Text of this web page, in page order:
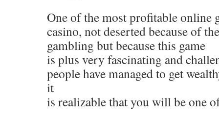
One of the most profitable online
casino, not deserted because of
gambling but because this game
is plus very fascinating and
people have managed to get
it
is realizable that you will be one